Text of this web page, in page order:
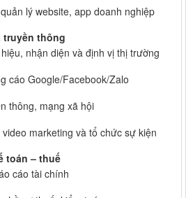
lý website, app doanh nghiệp
truyền thông
nhận diện và định vị thị trường
cáo Google/Facebook/Zalo
thông, mạng xã hội
marketing và tổ chức sự kiện
toán – thuế
cáo tài chính